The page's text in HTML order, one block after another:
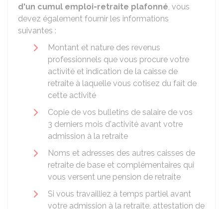
d'un cumul emploi-retraite plafonné, vous
devez également fournir les informations
suivantes :
Montant et nature des revenus
professionnels que vous procure votre
activité et indication de la caisse de
retraite à laquelle vous cotisez du fait de
cette activité
Copie de vos bulletins de salaire de vos
3 derniers mois d'activité avant votre
admission à la retraite
Noms et adresses des autres caisses de
retraite de base et complémentaires qui
vous versent une pension de retraite
Si vous travailliez à temps partiel avant
votre admission à la retraite, attestation de